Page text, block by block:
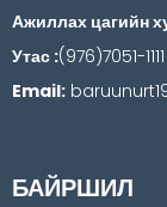
Ажиллах цагийн
Утас :(976)7051-1111
Email:
БАЙРШИЛ